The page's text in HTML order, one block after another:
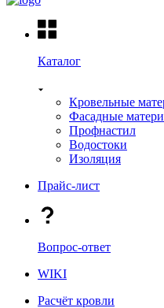
Каталог
Кровельные
Фасадные
Профнастил
Водостоки
Изоляция
Прайс-лист
Вопрос-ответ
WIKI
Расчёт кровли